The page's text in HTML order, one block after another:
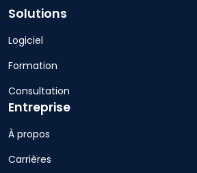
Solutions
Logiciel
Formation
Consultation
Entreprise
À propos
Carrières